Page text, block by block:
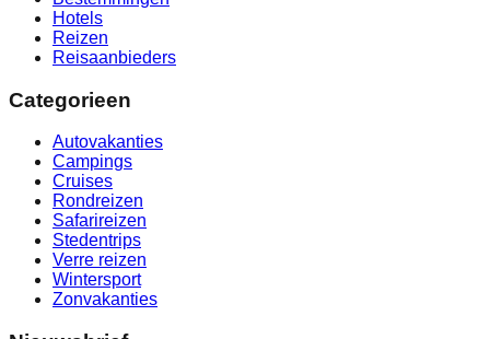
Hotels
Reizen
Reisaanbieders
Categorieen
Autovakanties
Campings
Cruises
Rondreizen
Safarireizen
Stedentrips
Verre reizen
Wintersport
Zonvakanties